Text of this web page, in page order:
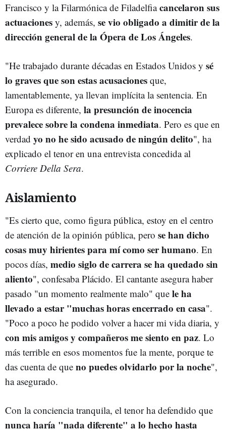
Francisco y la Filarmónica de Filadelfiacancelaron sus
actuaciones y, además, se vio obligado a dimitir de la
dirección general de la Ópera de Los Ángeles.
"He trabajado durante décadas en Estados Unidos y sé
lo graves que son estas acusaciones que,
lamentablemente, ya llevan implícita la sentencia. En
Europa es diferente, la presunción de inocencia
prevalece sobre la condena inmediata. Pero es que en
verdad yo no he sido acusado de ningún delito", ha
explicado el tenor en una entrevista concedida al
Corriere Della Sera.
Aislamiento
"Es cierto que, como figura pública, estoy en el centro
de atención de la opinión pública, pero se han dicho
cosas muy hirientes para mí como ser humano. En
pocos días, medio siglo de carrera se ha quedado sin
aliento", confesaba Plácido. El cantante asegura haber
pasado "un momento realmente malo" que le ha
llevado a estar "muchas horas encerrado en casa".
"Poco a poco he podido volver a hacer mi vida diaria, y
con mis amigos y compañeros me siento en paz. Lo
más terrible en esos momentos fue la mente, porque te
das cuenta de que no puedes olvidarlo por la noche",
ha asegurado.
Con la conciencia tranquila, el tenor ha defendido que
nunca haría "nada diferente" a lo hecho hasta